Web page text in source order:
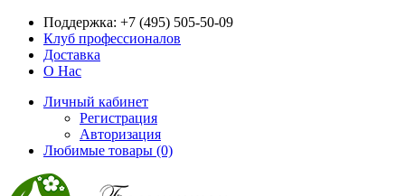
Поддержка: +7 (495) 505-50-09
Клуб профессионалов
Доставка
О Нас
Личный кабинет
Регистрация
Авторизация
Любимые товары (0)